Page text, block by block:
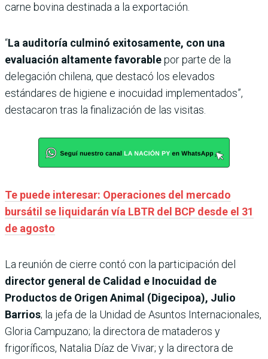
carne bovina destinada a la exportación.
“La auditoría culminó exitosamente, con una
evaluación altamente favorablepor parte de la
delegación chilena, que destacó los elevados
estándares de higiene e inocuidad implementados”,
destacaron tras la finalización de las visitas.
Te puede interesar: Operaciones del mercado
bursátil se liquidarán vía LBTR del BCP desde el 31
de agosto
La reunión de cierre contó con la participación del
director general de Calidad e Inocuidad de
Productos de Origen Animal (Digecipoa), Julio
Barrios; la jefa de la Unidad de Asuntos Internacionales,
Gloria Campuzano; la directora de mataderos y
frigoríficos, Natalia Díaz de Vivar; y la directora de